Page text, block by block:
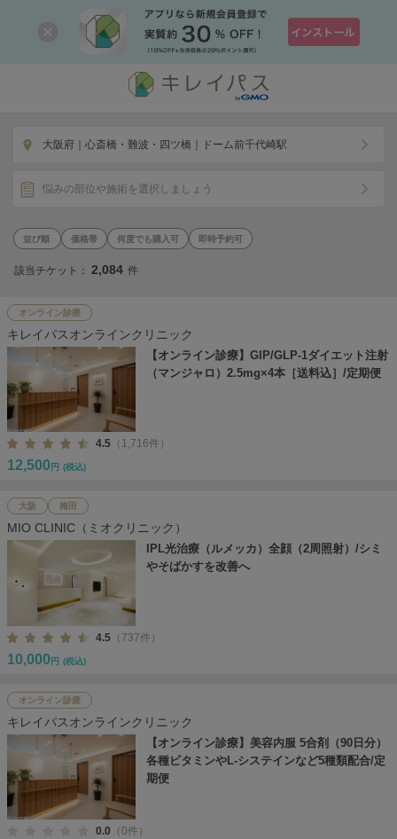
大阪府｜心斎橋・難波・四ツ橋｜ドーム前千代崎駅
悩みの部位や施術を選択しましょう
価格帯 何度でも購入可 即時予約可
該当チケット： 2,084 件
オンライン診療
キレイパスオンラインクリニック
【オンライン診療】GIP/GLP-1ダイエット注射
（マンジャロ）2.5mg×4本［送料込］/定期便
4.5 （1,716件）
12,500 円 (税込)
大阪 梅田
MIO CLINIC（ミオクリニック）
IPL光治療（ルメッカ）全顔（2周照射）/シミ
やそばかすを改善へ
4.5 （737件）
10,000 円 (税込)
オンライン診療
キレイパスオンラインクリニック
【オンライン診療】美容内服 5合剤（90日分）
各種ビタミンやL-システインなど5種類配合/定
期便
0.0 （0件）